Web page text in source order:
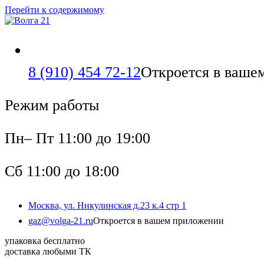
Перейти к содержимому
8 (910) 454 72-12Откроется в
Режим работы
Пн– Пт 11:00 до 19:00
Сб 11:00 до 18:00
Москва, ул. Никулинская д.23 к.4 стр 1
gaz@volga-21.ruОткроется в вашем приложении
упаковка бесплатно
доставка любыми ТК